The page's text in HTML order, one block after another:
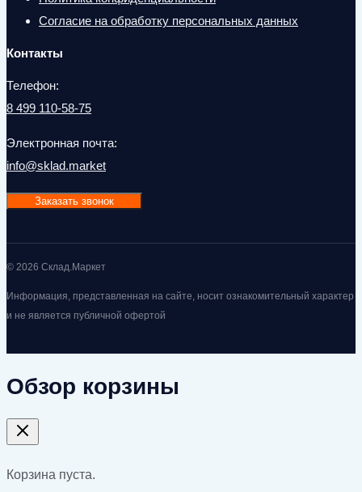
Согласие на обработку персональных данных
Контакты
Телефон:
8 499 110-58-75
Электронная почта:
info@sklad.market
Заказать звонок
© 2026 Склад.Маркет
Информация, представленная на сайте, носит ознакомительный характер
и не является публичной офертой
Обзор корзины
Корзина пуста.